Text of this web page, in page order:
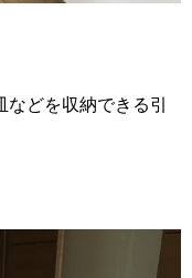
どを収納できる引